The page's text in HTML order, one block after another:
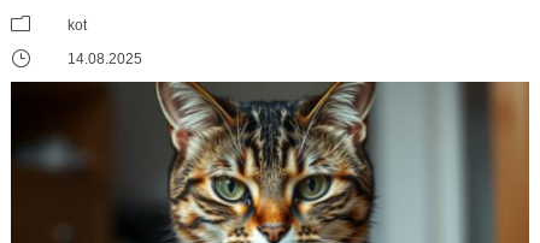
m kot
} 14.08.2025